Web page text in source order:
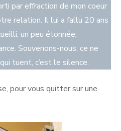
par effraction de mon coeur
relation. Il lui a fallu 20 ans
un peu étonnée,
Souvenons-nous, ce ne
tuent, c’est le silence.
pour vous quitter sur une